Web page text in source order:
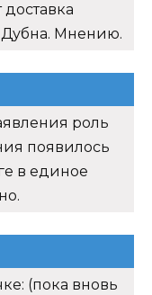
Дубна. Мнению.
роль
появилось
в единое
(пока вновь